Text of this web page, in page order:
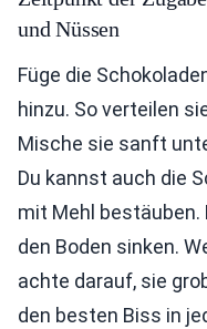
und Nüssen
Füge die
hinzu. So verteilen
Mische sie sanft
Du kannst auch die
mit Mehl
den Boden sinken.
achte darauf, sie
den besten Biss in